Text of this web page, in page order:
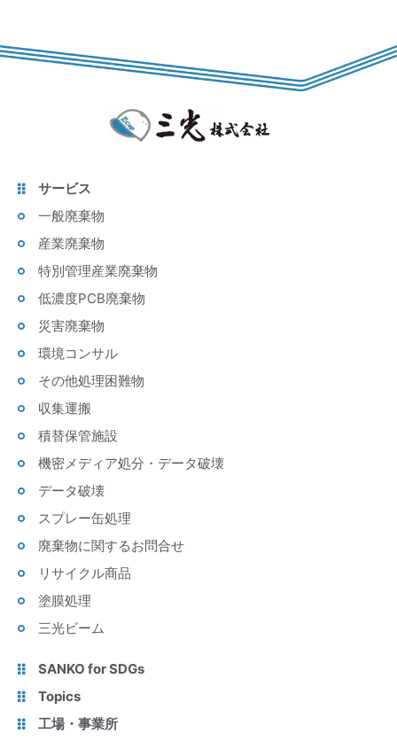
サービス
一般廃棄物
産業廃棄物
特別管理産業廃棄物
低濃度PCB廃棄物
災害廃棄物
環境コンサル
その他処理困難物
収集運搬
積替保管施設
機密メディア処分・データ破壊
データ破壊
スプレー缶処理
廃棄物に関するお問合せ
リサイクル商品
塗膜処理
三光ビーム
SANKO for SDGs
Topics
工場・事業所